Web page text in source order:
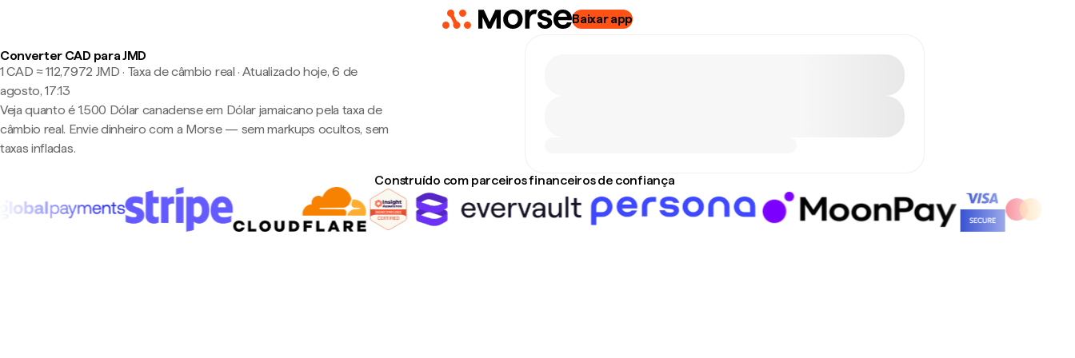
Baixar app
Converter CAD para JMD
1 CAD ≈ 112,7972 JMD · Taxa de câmbio real · Atualizado hoje, 6 de
agosto, 17:13
Veja quanto é 1.500 Dólar canadense em Dólar jamaicano pela taxa de
câmbio real. Envie dinheiro com a Morse — sem markups ocultos, sem
taxas infladas.
Construído com parceiros financeiros de confiança